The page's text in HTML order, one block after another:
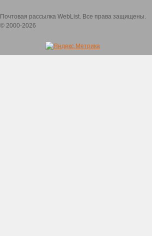
Почтовая рассылка WebList. Все права защищены.
© 2000-2026